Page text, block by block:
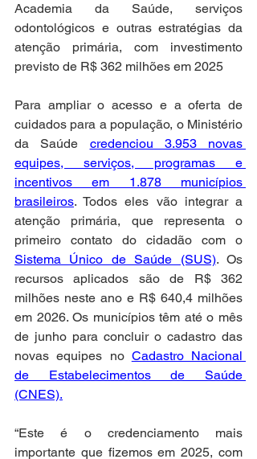
Academia da Saúde, serviços
odontológicos e outras estratégias da
atenção primária, com investimento
previsto de R$ 362 milhões em 2025
Para ampliar o acesso e a oferta de
cuidados para a população, o Ministério
da Saúde credenciou 3.953 novas
equipes, serviços, programas e
incentivos em 1.878 municípios
brasileiros. Todos eles vão integrar a
atenção primária, que representa o
Sistema Único de Saúde (SUS). Os
recursos aplicados são de R$ 362
milhões neste ano e R$ 640,4 milhões
em 2026. Os municípios têm até o mês
de junho para concluir o cadastro das
novas equipes no Cadastro Nacional
de Estabelecimentos de Saúde
(CNES).
“Este é o credenciamento mais
importante que fizemos em 2025, com